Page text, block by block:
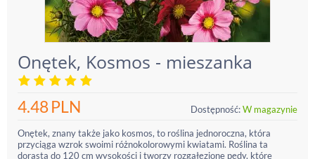
Onętek, Kosmos - mieszanka
4.48PLN Dostępność:W magazynie
Onętek, znany także jako kosmos, to roślina jednoroczna, która
przyciąga wzrok swoimi różnokolorowymi kwiatami. Roślina ta
dorasta do 120 cm wysokości i tworzy rozgałęzione pędy, które